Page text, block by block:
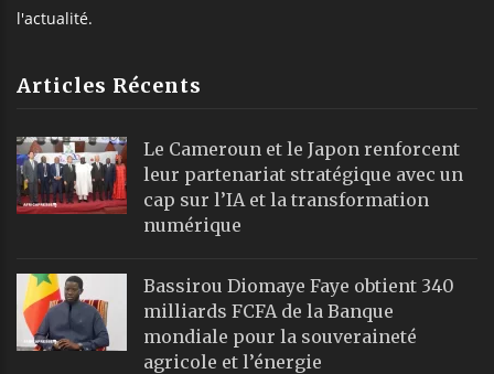
l'actualité.
Articles Récents
Le Cameroun et le Japon renforcent
leur partenariat stratégique avec un
cap sur l’IA et la transformation
numérique
Bassirou Diomaye Faye obtient 340
milliards FCFA de la Banque
mondiale pour la souveraineté
agricole et l’énergie